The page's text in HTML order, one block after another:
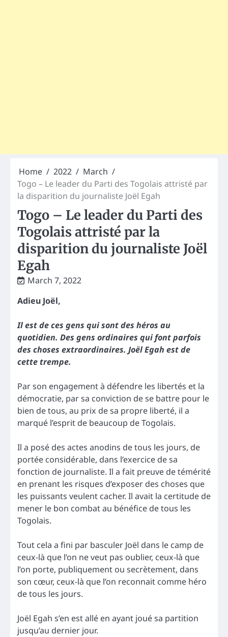
Home 2022
March
Togo – Le leader du Parti des Togolais attristé par
la disparition du journaliste Joël Egah
Togo – Le leader du Parti des
Togolais attristé par la
disparition du journaliste Joël
Egah
March 7, 2022
Adieu Joël,
Il est de ces gens qui sont des héros au
quotidien. Des gens ordinaires qui font parfois
des choses extraordinaires. Joël Egah est de
cette trempe.
Par son engagement à défendre les libertés et la
démocratie, par sa conviction de se battre pour le
bien de tous, au prix de sa propre liberté, il a
marqué l’esprit de beaucoup de Togolais.
Il a posé des actes anodins de tous les jours, de
portée considérable, dans l’exercice de sa
fonction de journaliste. Il a fait preuve de témérité
en prenant les risques d’exposer des choses que
les puissants veulent cacher. Il avait la certitude de
mener le bon combat au bénéfice de tous les
Togolais.
Tout cela a fini par basculer Joël dans le camp de
ceux-là que l’on ne veut pas oublier, ceux-là que
l’on porte, publiquement ou secrètement, dans
son cœur, ceux-là que l’on reconnait comme héro
de tous les jours.
Joël Egah s’en est allé en ayant joué sa partition
jusqu’au dernier jour.